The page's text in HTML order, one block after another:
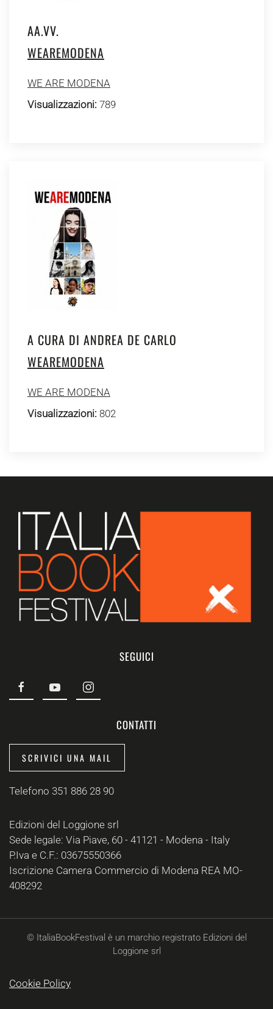
AA.VV.
WEAREMODENA
WE ARE MODENA
Visualizzazioni: 789
A CURA DI ANDREA DE CARLO
WEAREMODENA
WE ARE MODENA
Visualizzazioni: 802
SEGUICI
CONTATTI
SCRIVICI UNA MAIL
Telefono 351 886 28 90
Edizioni del Loggione srl
Sede legale: Via Piave, 60 - 41121 - Modena - Italy
P.Iva e C.F.: 03675550366
Iscrizione Camera Commercio di Modena REA MO-
408292
© ItaliaBookFestival è un marchio registrato Edizioni del
Loggione srl
Cookie Policy